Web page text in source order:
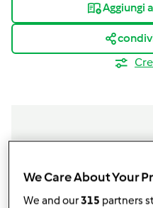
Aggiungi
Ingredienti:
We Care About Your
We and our315 partners